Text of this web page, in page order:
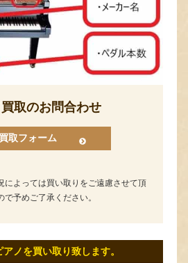
取のお問合わせ
買取フォーム
によっては買い取りをご遠慮させて頂
で予めご了承ください。
ノを買い取り致します。